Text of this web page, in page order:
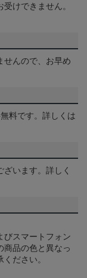
けできません。
せんので、お早め
料です。詳しくは
います。詳しく
びスマートフォン
商品の色と異なっ
ださい。